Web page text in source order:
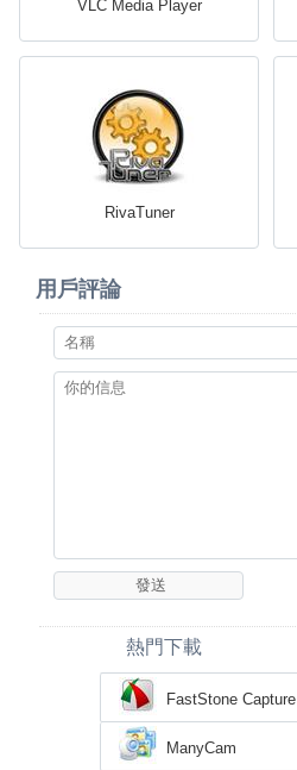
VLC Media Player
RivaTuner
用戶評論
熱門下載
FastStone Capture
ManyCam